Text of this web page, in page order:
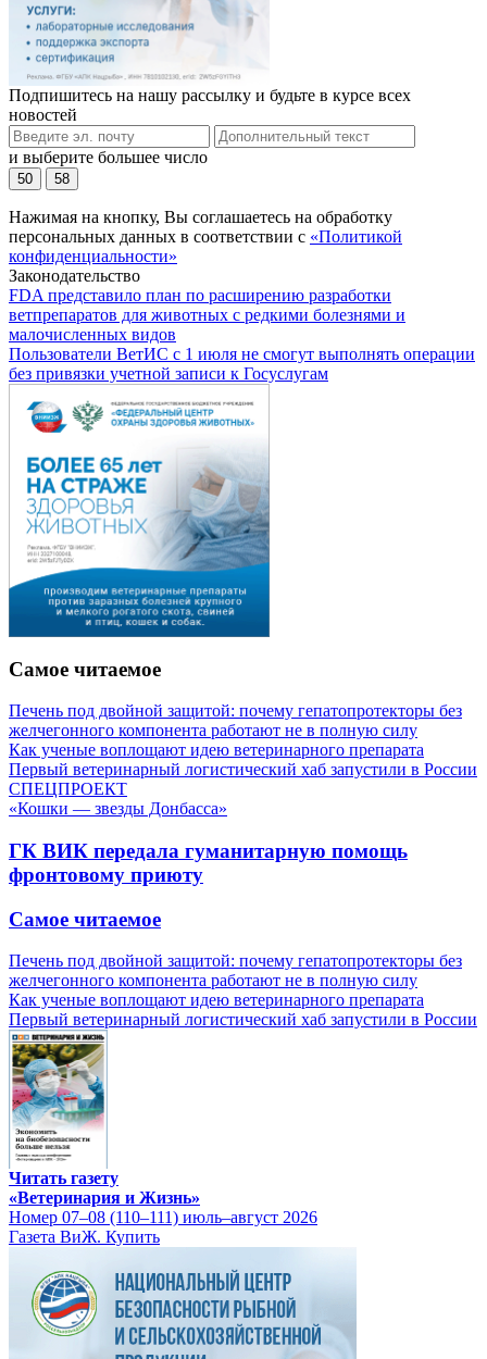
Подпишитесь на нашу рассылку и будьте в курсе всех
новостей
и выберите большее число
50 58
Нажимая на кнопку, Вы соглашаетесь на обработку
персональных данных в соответствии с «Политикой
конфиденциальности»
Законодательство
FDA представило план по расширению разработки
ветпрепаратов для животных с редкими болезнями и
малочисленных видов
Пользователи ВетИС с 1 июля не смогут выполнять операции
без привязки учетной записи к Госуслугам
Самое читаемое
Печень под двойной защитой: почему гепатопротекторы без
желчегонного компонента работают не в полную силу
Как ученые воплощают идею ветеринарного препарата
Первый ветеринарный логистический хаб запустили в России
СПЕЦПРОЕКТ
«Кошки — звезды Донбасса»
ГК ВИК передала гуманитарную помощь
фронтовому приюту
Самое читаемое
Печень под двойной защитой: почему гепатопротекторы без
желчегонного компонента работают не в полную силу
Как ученые воплощают идею ветеринарного препарата
Первый ветеринарный логистический хаб запустили в России
Читать газету
«Ветеринария и Жизнь»
Номер 07–08 (110–111) июль–август 2026
Газета ВиЖ. Купить